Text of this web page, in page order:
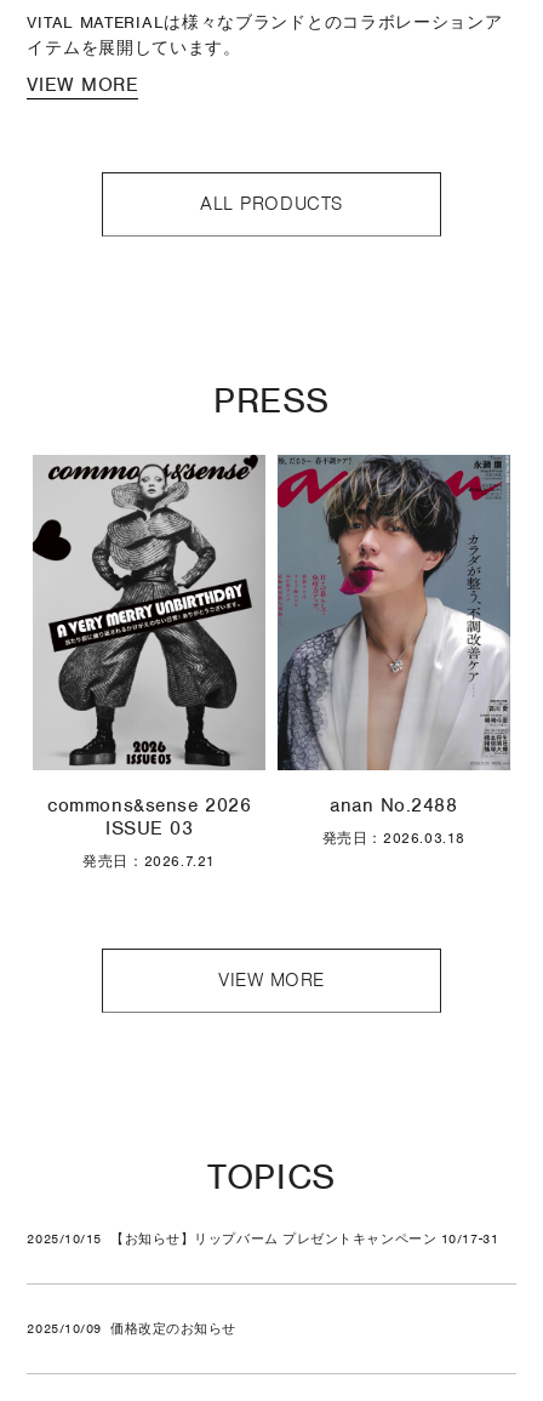
VITAL MATERIALは様々なブランドとのコラボレーションア
イテムを展開しています。
VIEW MORE
ALL PRODUCTS
PRESS
commons&sense 2026
ISSUE 03
発売日：2026.7.21
anan No.2488
発売日：2026.03.18
VIEW MORE
TOPICS
2025/10/15 【お知らせ】リップバーム プレゼントキャンペーン 10/17-31
2025/10/09価格改定のお知らせ